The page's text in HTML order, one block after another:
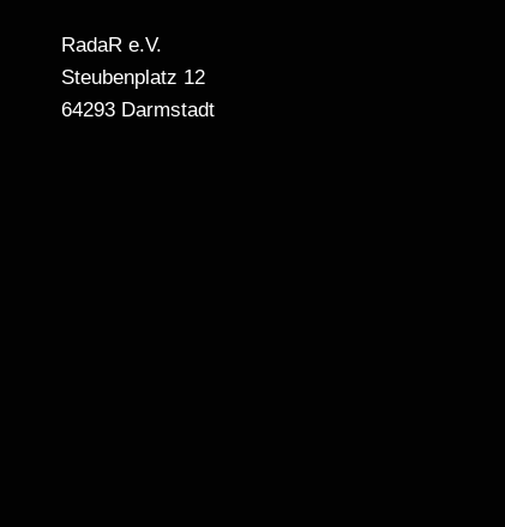
RadaR e.V.
Steubenplatz 12
64293 Darmstadt